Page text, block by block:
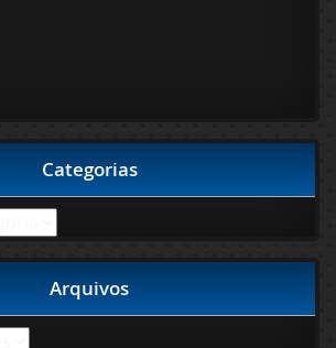
Categorias
Arquivos